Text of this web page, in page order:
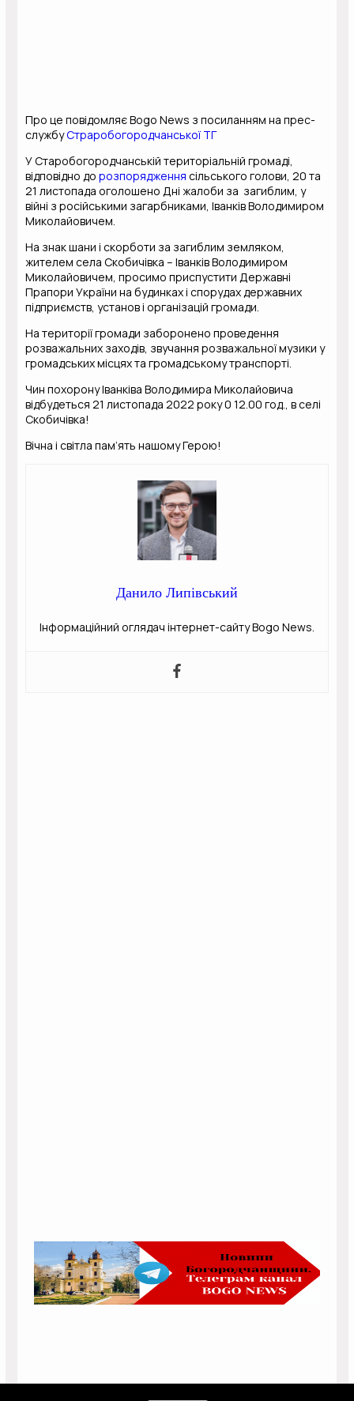
Про це повідомляє Bogo News з посиланням на прес-
службуСтраробогородчанської ТГ
У Старобогородчанській територіальній громаді,
відповідно дорозпорядження сільського голови, 20 та
21 листопада оголошено Дні жалоби за загиблим, у
війні з російськими загарбниками, Іванків Володимиром
Миколайовичем.
На знак шани і скорботи за загиблим земляком,
жителем села Скобичівка – Іванків Володимиром
Миколайовичем, просимо приспустити Державні
Прапори України на будинках і спорудах державних
підприємств, установ і організацій громади.
На території громади заборонено проведення
розважальних заходів, звучання розважальної музики у
громадських місцях та громадському транспорті.
Чин похорону Іванківа Володимира Миколайовича
відбудеться 21 листопада 2022 року 0 12.00 год., в селі
Скобичівка!
Вічна і світла пам’ять нашому Герою!
Данило Липівський
Інформаційний оглядач інтернет-сайту Bogo News.